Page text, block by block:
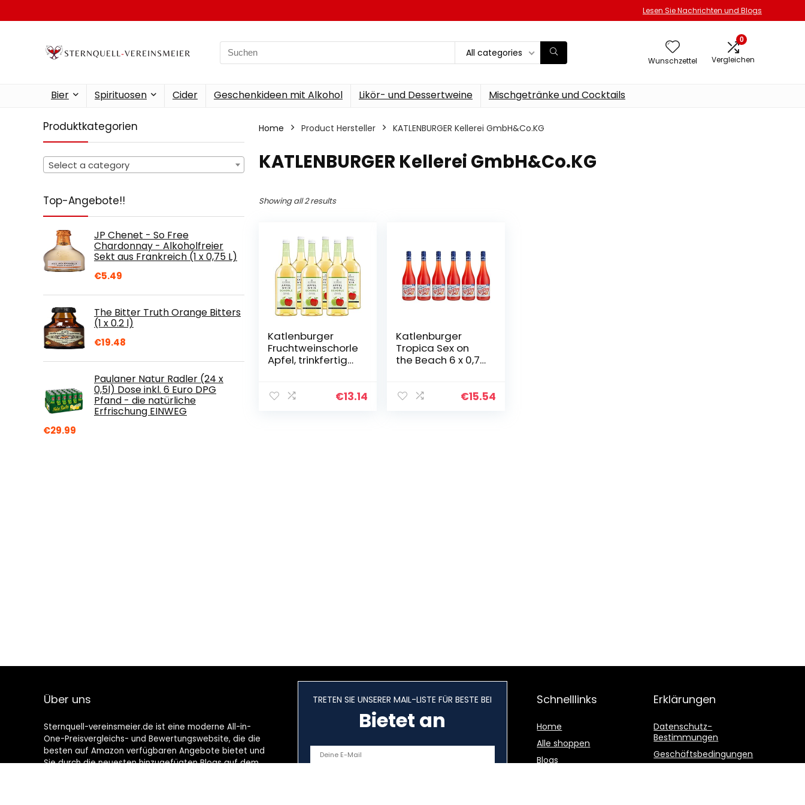
Lesen Sie Nachrichten und Blogs
Search
for:
All categories
Wunschzettel
0
Vergleichen
Bier Spirituosen Cider Geschenkideen mit Alkohol Likör- und Dessertweine Mischgetränke und Cocktails
Produktkategorien
Select a category
Top-Angebote!!
JP Chenet - So Free
Chardonnay - Alkoholfreier
Sekt aus Frankreich (1 x 0,75 L)
€5.49
The Bitter Truth Orange Bitters
(1 x 0.2 l)
€19.48
Paulaner Natur Radler (24 x
0,5l) Dose inkl. 6 Euro DPG
Pfand - die natürliche
Erfrischung EINWEG
€29.99
Home Product Hersteller ‎KATLENBURGER Kellerei GmbH&Co.KG
‎KATLENBURGER Kellerei GmbH&Co.KG
Showing all 2 results
Katlenburger
Fruchtweinschorle
Apfel, trinkfertige
frisch, spritzig,€13.14
Katlenburger
Tropica Sex on
the Beach 6 x 0,75
Fruchtwein,
€15.54
Über uns
Sternquell-vereinsmeier.de ist eine moderne All-in-
One-Preisvergleichs- und Bewertungswebsite, die die
besten auf Amazon verfügbaren Angebote bietet und
Sie durch die neuesten hinzugefügten Blogs auf dem
TRETEN SIE UNSERER MAIL-LISTE FÜR BESTE BEI
Bietet an
Schnelllinks
Home
Alle shoppen
Blogs
Erklärungen
Datenschutz-
Bestimmungen
Geschäftsbedingungen